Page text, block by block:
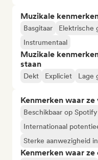
Muzikale
Basgitaar Elektrische
Instrumentaal
Muzikale
staan
Dekt Expliciet Lage
Kenmerken waar ze
Beschikbaar op Spotify
Internationaal
Sterke aanwezigheid
Kenmerken waar